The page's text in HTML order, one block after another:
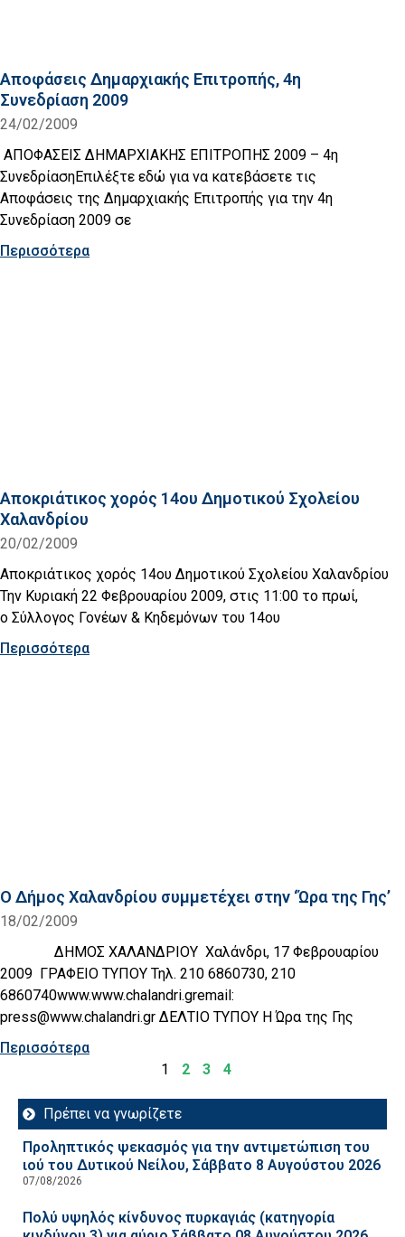
Αποφάσεις Δημαρχιακής Επιτροπής, 4η
Συνεδρίαση 2009
24/02/2009
ΑΠΟΦΑΣΕΙΣ ΔΗΜΑΡΧΙΑΚΗΣ ΕΠΙΤΡΟΠΗΣ 2009 – 4η
ΣυνεδρίασηΕπιλέξτε εδώ για να κατεβάσετε τις
Αποφάσεις της Δημαρχιακής Επιτροπής για την 4η
Συνεδρίαση 2009 σε
Περισσότερα
Αποκριάτικος χορός 14ου Δημοτικού Σχολείου
Χαλανδρίου
20/02/2009
Αποκριάτικος χορός 14ου Δημοτικού Σχολείου Χαλανδρίου
Την Κυριακή 22 Φεβρουαρίου 2009, στις 11:00 το πρωί,
o Σύλλογος Γονέων & Κηδεμόνων του 14ου
Περισσότερα
Ο Δήμος Χαλανδρίου συμμετέχει στην ‘Ώρα της Γης’
18/02/2009
ΔΗΜΟΣ ΧΑΛΑΝΔΡΙΟΥ Χαλάνδρι, 17 Φεβρουαρίου
2009 ΓΡΑΦΕΙΟ ΤΥΠΟΥ Τηλ. 210 6860730, 210
6860740www.www.chalandri.gremail:
press@www.chalandri.gr ΔΕΛΤΙΟ ΤΥΠΟΥ H Ώρα της Γης
Περισσότερα
1
2 3 4
Πρέπει να γνωρίζετε
Προληπτικός ψεκασμός για την αντιμετώπιση του
ιού του Δυτικού Νείλου, Σάββατο 8 Αυγούστου 2026
07/08/2026
Πολύ υψηλός κίνδυνος πυρκαγιάς (κατηγορία